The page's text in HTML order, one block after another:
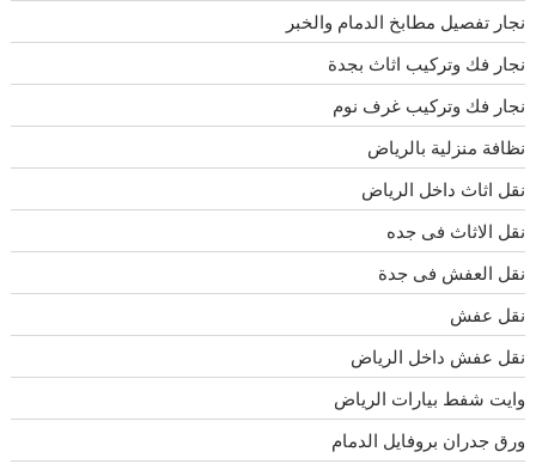
نجار تفصيل مطابخ الدمام والخبر
نجار فك وتركيب اثاث بجدة
نجار فك وتركيب غرف نوم
نظافة منزلية بالرياض
نقل اثاث داخل الرياض
نقل الاثاث فى جده
نقل العفش فى جدة
نقل عفش
نقل عفش داخل الرياض
وايت شفط بيارات الرياض
ورق جدران بروفايل الدمام